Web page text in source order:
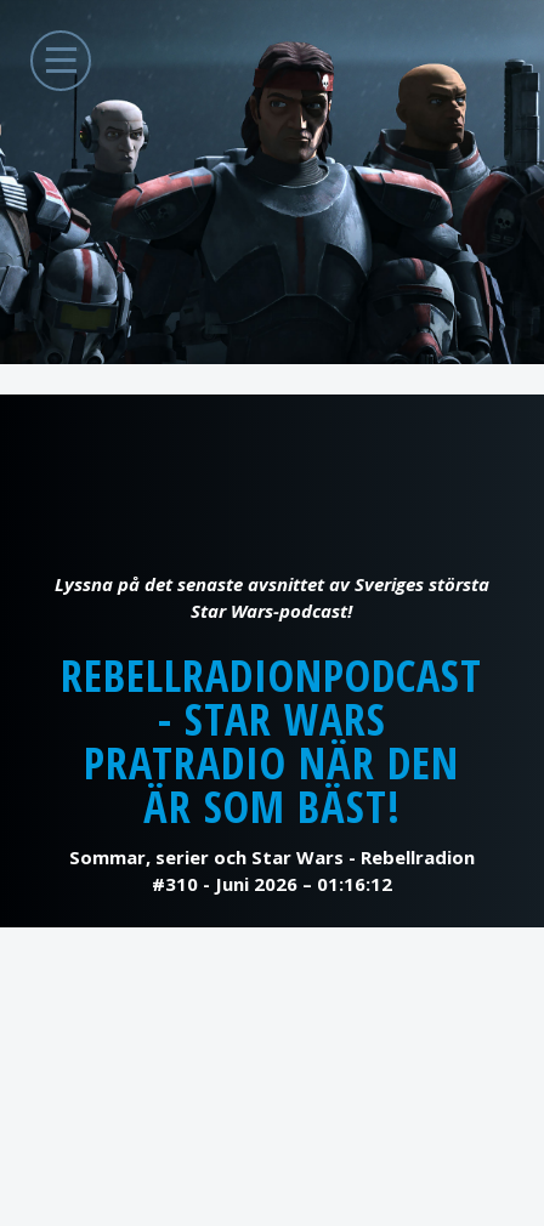
REBELLRADIONPODCAST
- STAR WARS
PRATRADIO NÄR DEN
ÄR SOM BÄST!
Sommar, serier och Star Wars - Rebellradion
#310 - Juni 2026 – 01:16:12